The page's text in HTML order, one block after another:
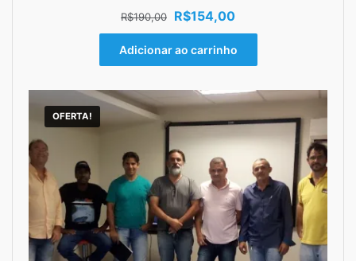
Avaliação
5.00
R$190,00
O
preço
original
era:
R$154,00O
preço
atual
é:
Adicionar ao carrinho
OFERTA!